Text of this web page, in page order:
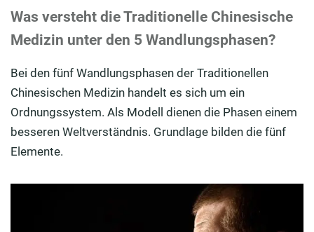
Was versteht die Traditionelle Chinesische
Medizin unter den 5 Wandlungsphasen?
Bei den fünf Wandlungsphasen der Traditionellen
Chinesischen Medizin handelt es sich um ein
Ordnungssystem. Als Modell dienen die Phasen einem
besseren Weltverständnis. Grundlage bilden die fünf
Elemente.